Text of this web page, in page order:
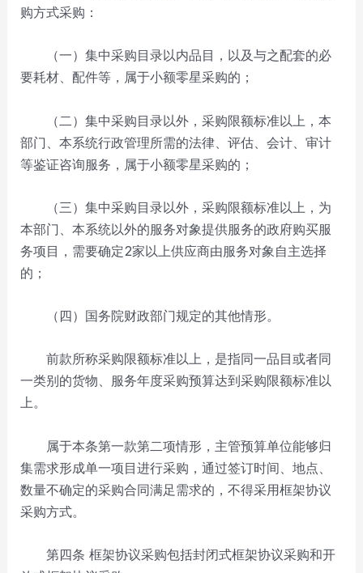
购方式采购：
（一）集中采购目录以内品目，以及与之配套的必
要耗材、配件等，属于小额零星采购的；
（二）集中采购目录以外，采购限额标准以上，本
部门、本系统行政管理所需的法律、评估、会计、审计
等鉴证咨询服务，属于小额零星采购的；
（三）集中采购目录以外，采购限额标准以上，为
本部门、本系统以外的服务对象提供服务的政府购买服
务项目，需要确定2家以上供应商由服务对象自主选择
的；
（四）国务院财政部门规定的其他情形。
前款所称采购限额标准以上，是指同一品目或者同
一类别的货物、服务年度采购预算达到采购限额标准以
上。
属于本条第一款第二项情形，主管预算单位能够归
集需求形成单一项目进行采购，通过签订时间、地点、
数量不确定的采购合同满足需求的，不得采用框架协议
采购方式。
第四条 框架协议采购包括封闭式框架协议采购和开